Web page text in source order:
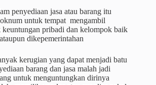
penyediaan jasa atau barang itu
untuk tempat mengambil
keuntungan pribadi dan kelompok baik
dikepemerintahan
kerugian yang dapat menjadi batu
barang dan jasa malah jadi
untuk menguntungkan dirinya